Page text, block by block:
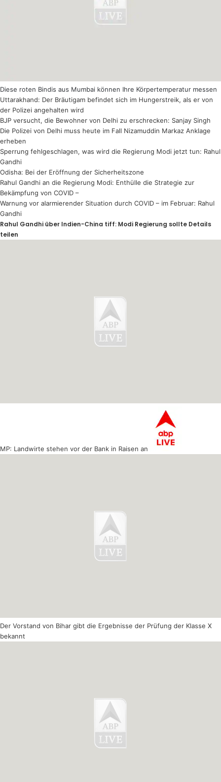
Diese roten Bindis aus Mumbai können Ihre Körpertemperatur messen
Uttarakhand: Der Bräutigam befindet sich im Hungerstreik, als er von
der Polizei angehalten wird
BJP versucht, die Bewohner von Delhi zu erschrecken: Sanjay Singh
Die Polizei von Delhi muss heute im Fall Nizamuddin Markaz Anklage
erheben
Sperrung fehlgeschlagen, was wird die Regierung Modi jetzt tun: Rahul
Gandhi
Odisha: Bei der Eröffnung der Sicherheitszone
Rahul Gandhi an die Regierung Modi: Enthülle die Strategie zur
Bekämpfung von COVID –
Warnung vor alarmierender Situation durch COVID – im Februar: Rahul
Gandhi
Rahul Gandhi über Indien-China tiff: Modi Regierung sollte Details
teilen
MP: Landwirte stehen vor der Bank in Raisen an
Der Vorstand von Bihar gibt die Ergebnisse der Prüfung der Klasse X
bekannt